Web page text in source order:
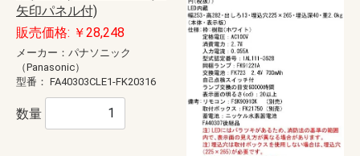
矢印パネル付)
販売価格: ￥28,248
メーカー：パナソニック
（Panasonic）
型番： FA40303CLE1-FK20316
数量